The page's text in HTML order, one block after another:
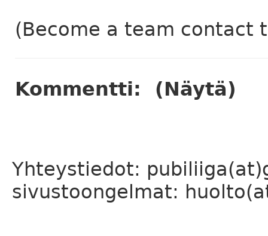
(Become a team contact
Kommentti: (Näytä)
Yhteystiedot:
sivustoongelmat: